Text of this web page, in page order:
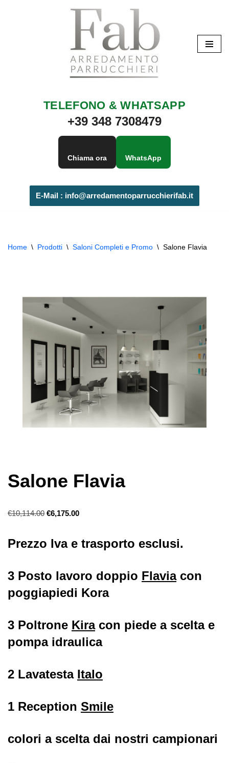
TELEFONO & WHATSAPP
+39 348 7308479
Chiama ora WhatsApp
E-Mail : info@arredamentoparrucchierifab.it
Home \ Prodotti \ Saloni Completi e Promo \ Salone Flavia
Salone Flavia
€10,114.00 €6,175.00
Prezzo Iva e trasporto esclusi.
3 Posto lavoro doppio Flavia con
poggiapiedi Kora
3 Poltrone Kiracon piede a scelta e
pompa idraulica
2 Lavatesta Italo
1 Reception Smile
colori a scelta dai nostri campionari